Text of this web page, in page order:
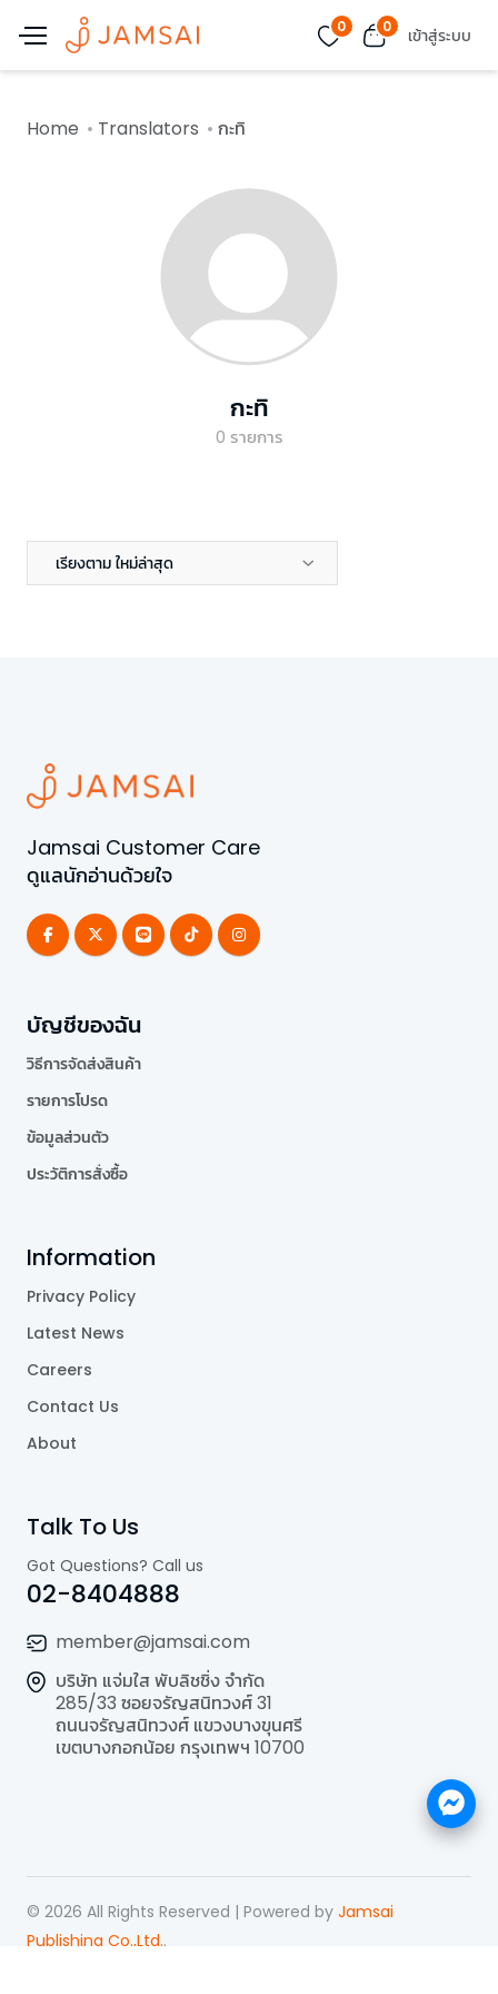
0 0 เข้าสู่ระบบ
Home Translators กะทิ
กะทิ
0 รายการ
เรียงตาม ใหม่ล่าสุด
Jamsai Customer Care
ดูแลนักอ่านด้วยใจ
บัญชีของฉัน
วิธีการจัดส่งสินค้า
รายการโปรด
ข้อมูลส่วนตัว
ประวัติการสั่งซื้อ
Information
Privacy Policy
Latest News
Careers
Contact Us
About
Talk To Us
Got Questions? Call us
02-8404888
member@jamsai.com
บริษัท แจ่มใส พับลิชชิ่ง จำกัด
285/33 ซอยจรัญสนิทวงศ์ 31
ถนนจรัญสนิทวงศ์ แขวงบางขุนศรี
เขตบางกอกน้อย กรุงเทพฯ 10700
© 2026 All Rights Reserved | Powered by Jamsai
Publishing Co.,Ltd..